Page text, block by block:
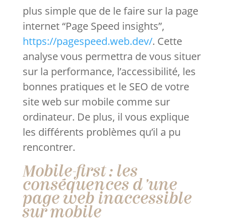
plus simple que de le faire sur la page
internet “Page Speed insights”,
https://pagespeed.web.dev/. Cette
analyse vous permettra de vous situer
sur la performance, l’accessibilité, les
bonnes pratiques et le SEO de votre
site web sur mobile comme sur
ordinateur. De plus, il vous explique
les différents problèmes qu’il a pu
rencontrer.
Mobile-first : les
conséquences d'une
page web inaccessible
sur mobile